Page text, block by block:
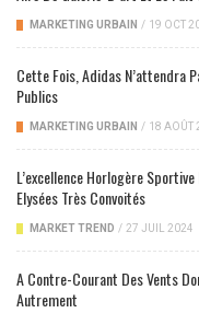
MARKETING URBAIN / 19 OCT
Cette Fois, Adidas N’attendra
Publics
MARKETING URBAIN / 18 AOÛT
L’excellence Horlogère
Elysées Très Convoités
MARKET TREND / 27 JUIL 2024
A Contre-Courant Des Vents
Autrement